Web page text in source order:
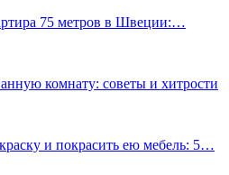
75 метров в Швеции:…
комнату: советы и хитрости
и покрасить ею мебель: 5…